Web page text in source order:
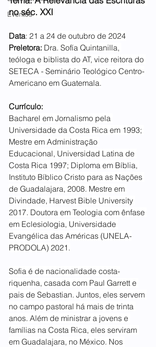
Eventos
no séc. XXI
Data: 21 a 24 de outubro de 2024
Preletora: Dra. Sofía Quintanilla,
teóloga e biblista do AT, vice reitora do
SETECA - Seminário Teológico Centro-
Americano em Guatemala.
Currículo:
Bacharel em Jornalismo pela
Universidade da Costa Rica em 1993;
Mestre em Administração
Educacional, Universidad Latina de
Costa Rica 1997; Diploma em Bíblia,
Instituto Bíblico Cristo para as Nações
de Guadalajara, 2008. Mestre em
Divindade, Harvest Bible University
2017. Doutora em Teologia com ênfase
em Eclesiologia, Universidade
Evangélica das Américas (UNELA-
PRODOLA) 2021.
Sofia é de nacionalidade costa-
riquenha, casada com Paul Garrett e
pais de Sebastian. Juntos, eles servem
no campo pastoral há mais de trinta
anos. Além de ministrar a jovens e
famílias na Costa Rica, eles serviram
em Guadalajara, no México. Nos